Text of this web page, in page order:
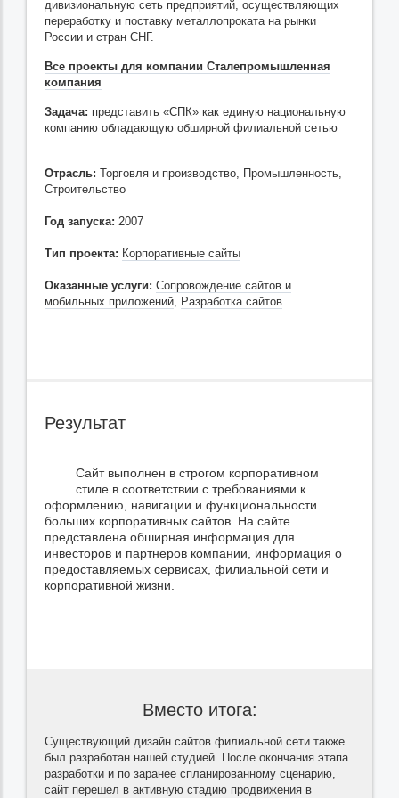
дивизиональную сеть предприятий, осуществляющих
переработку и поставку металлопроката на рынки
России и стран СНГ.
Все проекты для компании Сталепромышленная
компания
Задача: представить «СПК» как единую национальную
компанию обладающую обширной филиальной сетью
Отрасль: Торговля и производство, Промышленность,
Строительство
Год запуска: 2007
Тип проекта: Корпоративные сайты
Оказанные услуги: Сопровождение сайтов и
мобильных приложений, Разработка сайтов
Результат
Сайт выполнен в строгом корпоративном
стиле в соответствии с требованиями к
оформлению, навигации и функциональности
больших корпоративных сайтов. На сайте
представлена обширная информация для
инвесторов и партнеров компании, информация о
предоставляемых сервисах, филиальной сети и
корпоративной жизни.
Вместо итога:
Существующий дизайн сайтов филиальной сети также
был разработан нашей студией. После окончания этапа
разработки и по заранее спланированному сценарию,
сайт перешел в активную стадию продвижения в